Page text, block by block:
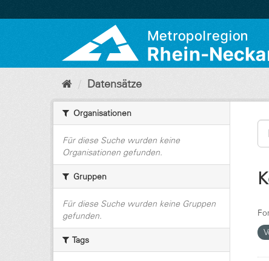
zum
Datensätze
Organisationen
Für diese Suche wurden keine
Organisationen gefunden.
Gruppen
Für diese Suche wurden keine Gruppen
gefunden.
Tags